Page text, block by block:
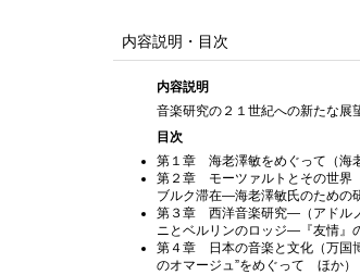
内容説明・目次
内容説明
音楽研究の２１世紀への新たな展
目次
第１章 海老澤敏をめぐって（海
第２章 モーツァルトとその世界
ブルク滞在—海老澤敏氏のための
第３章 西洋音楽研究—（アドル
ニとベルリンのロッジ—『友情』
第４章 日本の音楽と文化（万国
のオマージュ”をめぐって ほか）